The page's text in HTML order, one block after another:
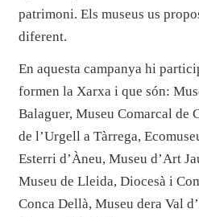
patrimoni. Els museus us
diferent.
En aquesta campanya hi
formen la Xarxa i que són:
Balaguer, Museu Comarcal de
de l’Urgell a Tàrrega,
Esterri d’Àneu, Museu d’Art
Museu de Lleida, Diocesà i
Conca Dellà, Museu dera Val